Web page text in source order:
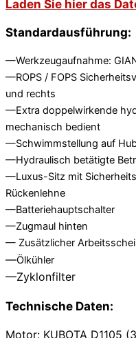
Laden Sie hier das
Standardausführung:
—Werkzeugaufnahme:
—ROPS / FOPS
und rechts
—Extra doppelwirkende
mechanisch bedient
—Schwimmstellung auf
—Hydraulisch betätigte
—Luxus-Sitz mit
Rückenlehne
—Batteriehauptschalter
—Zugmaul hinten
— Zusätzlicher
—Ölkühler
—Zyklonfilter
Technische Daten:
Motor: KUBOTA D1105